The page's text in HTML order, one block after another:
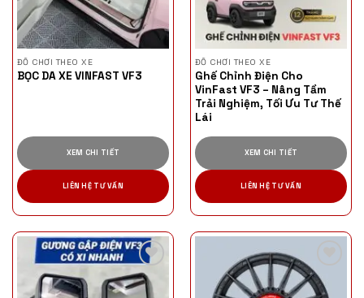
ĐỒ CHƠI THEO XE
BỌC DA XE VINFAST VF3
XEM CHI TIẾT
LIÊN HỆ TƯ VẤN
ĐỒ CHƠI THEO XE
Ghế Chỉnh Điện Cho
VinFast VF3 – Nâng Tầm
Trải Nghiệm, Tối Ưu Tư Thế
Lái
XEM CHI TIẾT
LIÊN HỆ TƯ VẤN